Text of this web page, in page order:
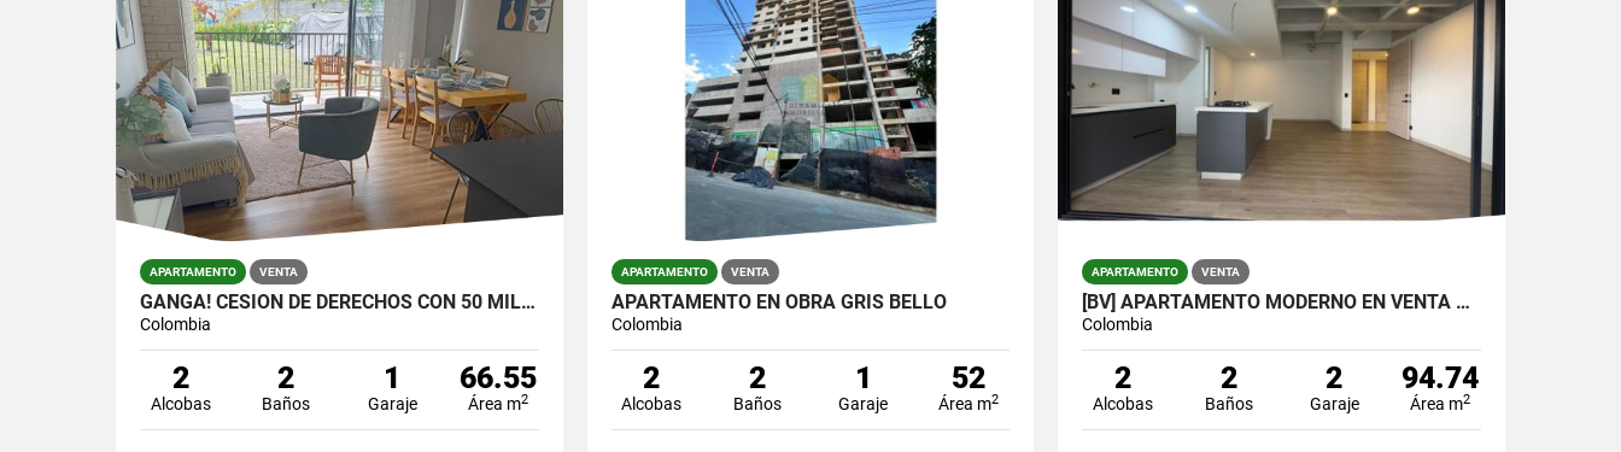
APARTAMENTO VENTA
GANGA! CESIÓN DE DERECHOS CON 50 MILLONES DE DESCUENTO, MARINILLA
Colombia
2
Alcobas
2
Baños
1
Garaje
66.55
Área m2
APARTAMENTO VENTA
APARTAMENTO EN OBRA GRIS BELLO
Colombia
2
Alcobas
2
Baños
1
Garaje
52
Área m2
APARTAMENTO VENTA
[BV] APARTAMENTO MODERNO EN VENTA EN ENVIGADO, LOMA DE LOS MESA
Colombia
2
Alcobas
2
Baños
2
Garaje
94.74
Área m2